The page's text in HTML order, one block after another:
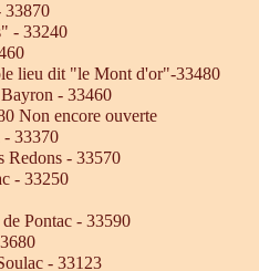
33870
- 33240
lieu dit "le Mont d'or"-33480
- 33460
Non encore ouverte
- 33370
Redons - 33570
- 33250
Pontac - 33590
- 33123